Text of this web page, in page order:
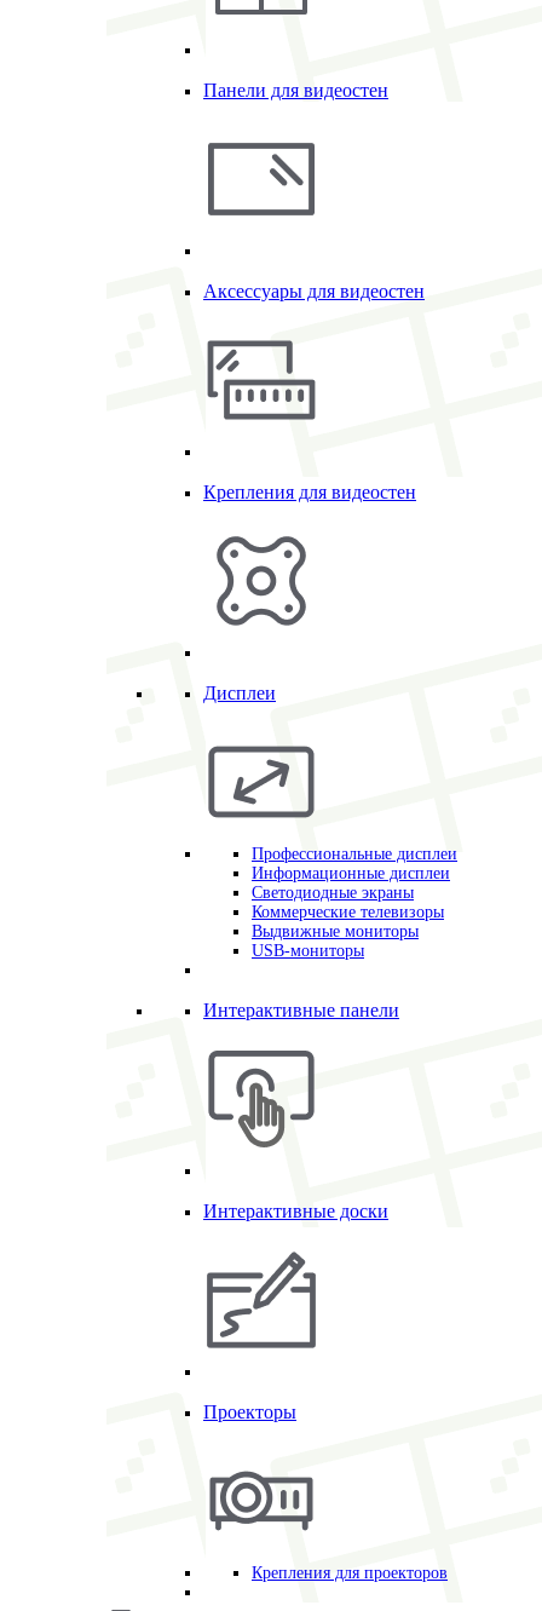
Панели для видеостен
Аксессуары для видеостен
Крепления для видеостен
Дисплеи
Профессиональные дисплеи
Информационные дисплеи
Светодиодные экраны
Коммерческие телевизоры
Выдвижные мониторы
USB-мониторы
Интерактивные панели
Интерактивные доски
Проекторы
Крепления для проекторов